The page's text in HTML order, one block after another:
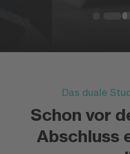
Das duale
Schon vor
Abschluss